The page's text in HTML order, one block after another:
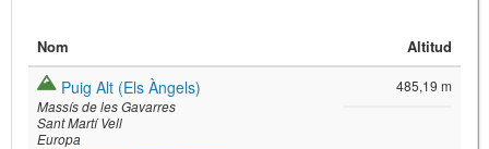
Nom Altitud
Puig Alt (Els Àngels)
Massís de les Gavarres
Sant Martí Vell
Europa
485,19 m